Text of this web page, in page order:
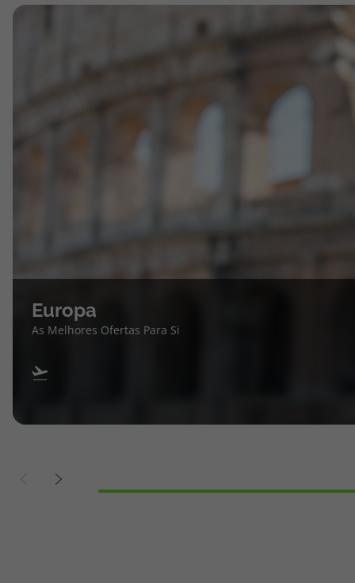
Europa
As Melhores Ofertas Para Si